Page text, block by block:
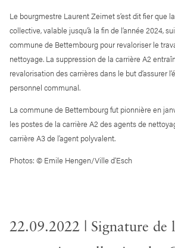
Le bourgmestre Laurent Zeimet s’est dit fier que
collective, valable jusqu’à la fin de l’année 2024,
commune de Bettembourg pour revaloriser le
nettoyage. La suppression de la carrière A2
revalorisation des carrières dans le but d’assurer
personnel communal.
La commune de Bettembourg fut pionnière en
les postes de la carrière A2 des agents de
carrière A3 de l’agent polyvalent.
Photos: © Emile Hengen/Ville d’Esch
22.09.2022 | Signature de